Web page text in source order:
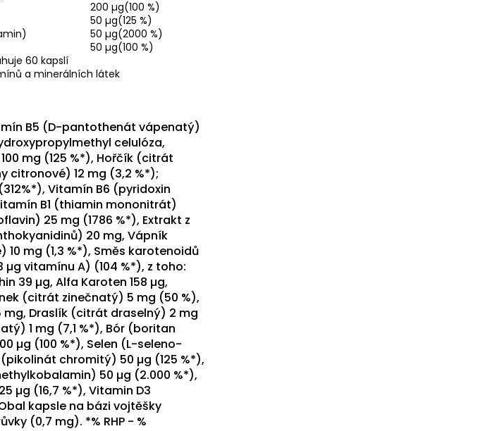
200 µg(100 %)
50 µg(125 %)
50 µg(2000 %)
50 µg(100 %)
60 kapslí
a minerálních látek
B5 (D-pantothenát vápenatý)
celulóza,
mg (125 %*), Hořčík (citrát
citronové) 12 mg (3,2 %*);
Vitamín B6 (pyridoxin
B1 (thiamin mononitrát)
25 mg (1786 %*), Extrakt z
20 mg, Vápník
mg (1,3 %*), Směs karotenoidů
vitamínu A) (104 %*), z toho:
39 µg, Alfa Karoten 158 µg,
(citrát zinečnatý) 5 mg (50 %),
Draslík (citrát draselný) 2 mg
1 mg (7,1 %*), Bór (boritan
µg (100 %*), Selen (L-seleno-
chromitý) 50 µg (125 %*),
50 µg (2.000 %*),
µg (16,7 %*), Vitamin D3
kapsle na bázi vojtěšky
(0,7 mg). *% RHP - %